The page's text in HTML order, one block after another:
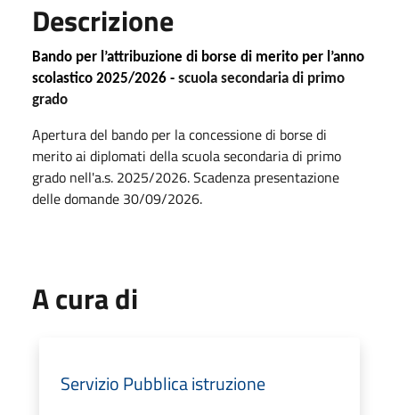
Descrizione
Bando per l’attribuzione di borse di merito per l’anno
scolastico 2025/2026 - scuola secondaria di primo
grado
Apertura del bando per la concessione di borse di
merito ai diplomati della scuola secondaria di primo
grado nell'a.s. 2025/2026. Scadenza presentazione
delle domande 30/09/2026.
A cura di
Servizio Pubblica istruzione